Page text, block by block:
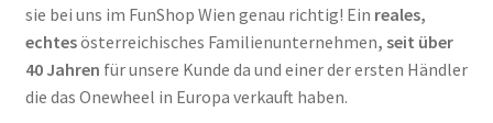
sie bei uns im FunShop Wien genau richtig! Ein reales,
echtesösterreichisches Familienunternehmen, seit über
40 Jahren für unsere Kunde da und einer der ersten Händler
die das Onewheel in Europa verkauft haben.